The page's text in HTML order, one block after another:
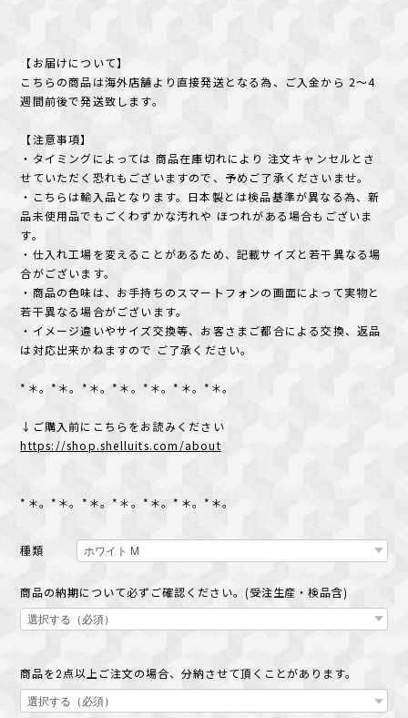
【お届けについて】
こちらの商品は海外店舗より直接発送となる為、ご入金から 2～4
週間前後で発送致します。
【注意事項】
・タイミングによっては 商品在庫切れにより 注文キャンセルとさ
せていただく恐れもございますので、予めご了承くださいませ。
・こちらは輸入品となります。日本製とは検品基準が異なる為、新
品未使用品でもごくわずかな汚れや ほつれがある場合もございま
す。
・仕入れ工場を変えることがあるため、記載サイズと若干異なる場
合がございます。
・商品の色味は、お手持ちのスマートフォンの画面によって実物と
若干異なる場合がございます。
・イメージ違いやサイズ交換等、お客さまご都合による交換、返品
は対応出来かねますので ご了承ください。
*＊。*＊。*＊。*＊。*＊。*＊。*＊。
↓ご購入前にこちらをお読みください
https://shop.shelluits.com/about
*＊。*＊。*＊。*＊。*＊。*＊。*＊。
種類
商品の納期について必ずご確認ください。(受注生産・検品含)
商品を2点以上ご注文の場合、分納させて頂くことがあります。